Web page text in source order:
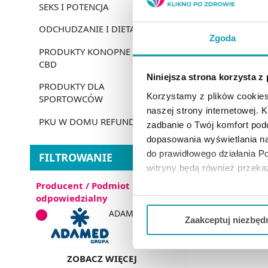
Zgoda
Niniejsza strona korzysta z
Korzystamy z plików
naszej strony internetowej.
zadbanie o Twój komfort
dopasowania wyświetlania
do prawidłowego działania
witryny będą również
Jeżeli chcesz dostosować
Zaakceptuj
SEKS I POTENCJA
ODCHUDZANIE I DIETA
PRODUKTY KONOPNE
CBD
PRODUKTY DLA
SPORTOWCÓW
PKU W DOMU REFUNDACJA
FILTROWANIE
Producent / Podmiot
odpowiedzialny
ADAMED (6)
ZOBACZ WIĘCEJ
Adamed to polska
Przedsiębiorstwo
zyskała świetną
Koncern
instytucjami
Dzięki swojej
jakość i
Obecnie w
roku produkuje 71